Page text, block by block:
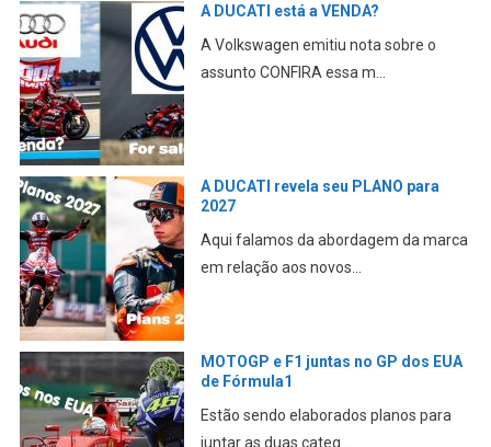
A DUCATI está a VENDA?
A Volkswagen emitiu nota sobre o
assunto CONFIRA essa m...
A DUCATI revela seu PLANO para
2027
Aqui falamos da abordagem da marca
em relação aos novos...
MOTOGP e F1 juntas no GP dos EUA
de Fórmula1
Estão sendo elaborados planos para
juntar as duas categ...